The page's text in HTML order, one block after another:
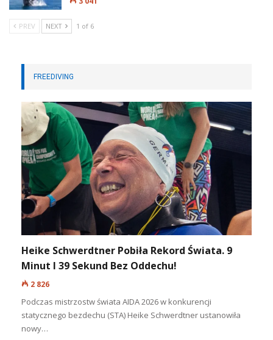
PREV NEXT 1 of 6
FREEDIVING
Heike Schwerdtner Pobiła Rekord Świata. 9
Minut I 39 Sekund Bez Oddechu!
2 826
Podczas mistrzostw świata AIDA 2026 w konkurencji
statycznego bezdechu (STA) Heike Schwerdtner ustanowiła
nowy…